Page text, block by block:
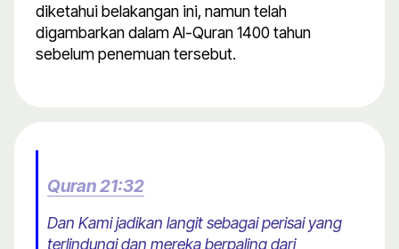
diketahui belakangan ini, namun telah
digambarkan dalam Al-Quran 1400 tahun
sebelum penemuan tersebut.
Quran 21:32
Dan Kami jadikan langit sebagai perisai yang
terlindungi dan mereka berpaling dari